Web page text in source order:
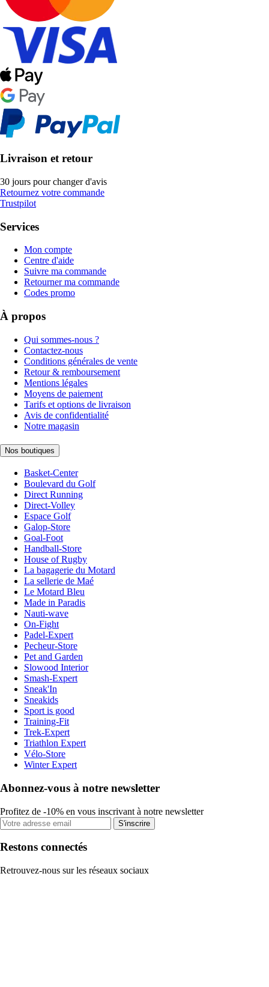
Livraison et retour
30 jours pour changer d'avis
Retournez votre commande
Trustpilot
Services
Mon compte
Centre d'aide
Suivre ma commande
Retourner ma commande
Codes promo
À propos
Qui sommes-nous ?
Contactez-nous
Conditions générales de vente
Retour & remboursement
Mentions légales
Moyens de paiement
Tarifs et options de livraison
Avis de confidentialité
Notre magasin
Nos boutiques
Basket-Center
Boulevard du Golf
Direct Running
Direct-Volley
Espace Golf
Galop-Store
Goal-Foot
Handball-Store
House of Rugby
La bagagerie du Motard
La sellerie de Maé
Le Motard Bleu
Made in Paradis
Nauti-wave
On-Fight
Padel-Expert
Pecheur-Store
Pet and Garden
Slowood Interior
Smash-Expert
Sneak'In
Sneakids
Sport is good
Training-Fit
Trek-Expert
Triathlon Expert
Vélo-Store
Winter Expert
Abonnez-vous à notre newsletter
Profitez de -10% en vous inscrivant à notre newsletter
S'inscrire
Restons connectés
Retrouvez-nous sur les réseaux sociaux